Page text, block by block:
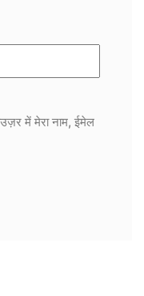
में मेरा नाम, ईमेल